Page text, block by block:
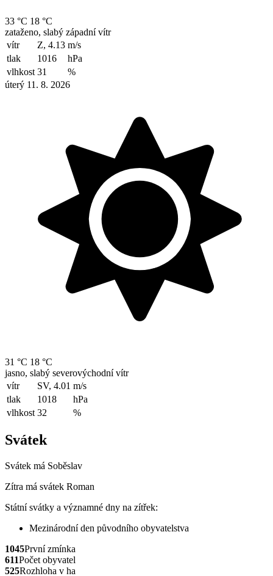
33 °C 18 °C
zataženo, slabý západní vítr
vítr
Z, 4.13 m/s
tlak
1016
hPa
vlhkost 31
%
úterý 11. 8. 2026
31 °C 18 °C
jasno, slabý severovýchodní vítr
vítr
SV, 4.01 m/s
tlak
1018
hPa
vlhkost 32 %
Svátek
Svátek má Soběslav
Zítra má svátek Roman
Státní svátky a významné dny na zítřek:
Mezinárodní den původního obyvatelstva
1045První zmínka
611Počet obyvatel
525Rozhloha v ha